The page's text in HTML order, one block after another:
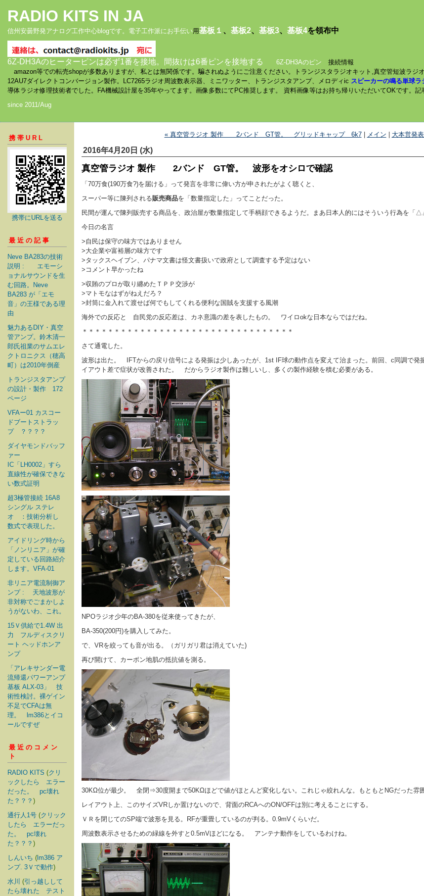
RADIO KITS IN JA
信州安曇野発アナログ工作中心blogです。電子工作派にお手伝い用基板１ 、 基板2、 基板3、 基板4を領布中
6Z-DH3Aのヒーターピンは必ず1番を接地。間抜けは6番ピンを接地する 6Z-DH3Aのピン 接続情報
amazon等での転売shopが多数ありますが、私とは無関係です。騙されぬようにご注意ください。トランジスタラジオキット,真空管短波ラジ
12AU7ダイレクトコンバージョン製作。LC7265ラジオ周波数表示器、ミニワッター、トランジスタアンプ、メロディic スピーカーの鳴る単球ラ
導体ラジオ修理技術者でした。FA機械設計屋を35年やってます。画像多数にてPC推奨します。 資料画像等はお持ち帰りいただいてOKです。記
since 2011/Aug
携帯URL
携帯にURLを送る
最近の記事
Neve BA283の技術
説明 : エモーシ
ョナルサウンドを生
む回路。Neve
BA283 が「エモ
音」の王様である理
由
魅力あるDIY・真空
管アンプ。鈴木清一
郎氏祖業のサムエレ
クトロニクス（穂高
町）は2010年倒産
トランジスタアンプ
の設計・製作 172
ページ
VFAー01 カスコー
ドブートストラッ
プ ？？？？
ダイヤモンドバッフ
ァー
IC「LH0002」すら
直線性が確保できな
い数式証明
超3極管接続 16A8
シングル ステレ
オ ：技術分析し
数式で表現した。
アイドリング時から
「ノンリニア」が確
定している回路紹介
します。VFA-01
非リニア電流制御ア
ンプ : 天地波形が
非対称でごまかしよ
うがないわ、これ。
15Ｖ供給で1.4W 出
力 フルディスクリ
ート ヘッドホンア
ンプ
「アレキサンダー電
流帰還パワーアンプ
基板 ALX-03」 技
術性検討。裸ゲイン
不足でCFAは無
理。 lm386とイコ
ールですぜ
最近のコメン
ト
RADIO KITS (クリ
ックしたら エラー
だった。 pc壊れ
た？？？ )
通行人1号 (クリック
したら エラーだっ
た。 pc壊れ
た？？？ )
しんいち ( lm386 ア
ンプ. 3Ｖで動作)
水川 (引っ越しして
たら壊れた テスト
« 真空管ラジオ 製作 2バンド GT管。 グリッドキャップ 6k7| メイン 大本営発
2016年4月20日 (水)
真空管ラジオ 製作 2バンド GT管。 波形をオシロで確認
「70万食(190万食?)を届ける」って発言を非常に偉い方が申されたがよく聴くと、
スーパー等に陳列される販売商品を「数量指定した」ってことだった。
民間が運んで陳列販売する商品を、政治屋が数量指定して手柄顔できるようだ。まあ日本人的にはそういう行為を「
今日の名言
>自民は保守の味方ではありません
>大企業や富裕層の味方です
>タックスヘイブン、パナマ文書は怪文書扱いで政府として調査する予定はない
>コメント早かったね
>収賄のプロが取り纏めたＴＰＰ交渉が
>マトモなはずがねえだろ？
>封筒に金入れて渡せば何でもしてくれる便利な国賊を支援する風潮
海外での反応と 自民党の反応差は、カネ意識の差を表したもの。 ワイロokな日本ならではだね。
＊＊＊＊＊＊＊＊＊＊＊＊＊＊＊＊＊＊＊＊＊＊＊＊＊＊＊＊＊＊＊＊＊
さて通電した。
波形は出た。 IFTからの戻り信号による発振は少しあったが、1st IF球の動作点を変えて治まった。前回、c同調で発
イアウト差で症状が改善された。 だからラジオ製作は難しいし、多くの製作経験を積む必要がある。
NPOラジオ少年のBA-380を従来使ってきたが、
BA-350(200円)を購入してみた。
で、VRを絞っても音が出る。（ガリガリ君は消えていた)
再び開けて、カーボン地肌の抵抗値を測る。
30KΩ位が最少。 全閉⇒30度開まで50KΩほどで値がほとんど変化しない。これじゃ絞れんな。もともとNGだった雰
レイアウト上、このサイズVRしか置けないので、背面のRCAへのON/OFFは別に考えることにする。
ＶＲを閉じてのSP端で波形を見る。RFが重畳しているのが判る。0.9mVくらいだ。
周波数表示させるための緑線を外すと0.5mVほどになる。 アンテナ動作をしているわけね。